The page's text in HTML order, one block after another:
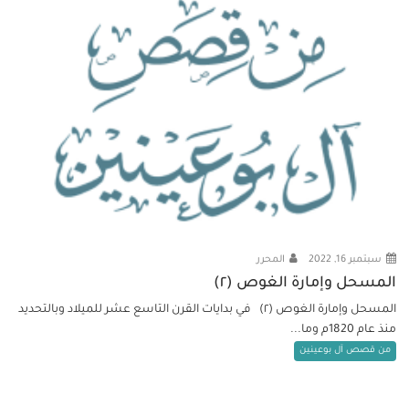
سبتمبر 16, 2022 المحرر
المسحل وإمارة الغوص (٢)
المسحل وإمارة الغوص (٢) في بدايات القرن التاسع عشر للميلاد وبالتحديد
منذ عام 1820م وما...
من قصص آل بوعينين